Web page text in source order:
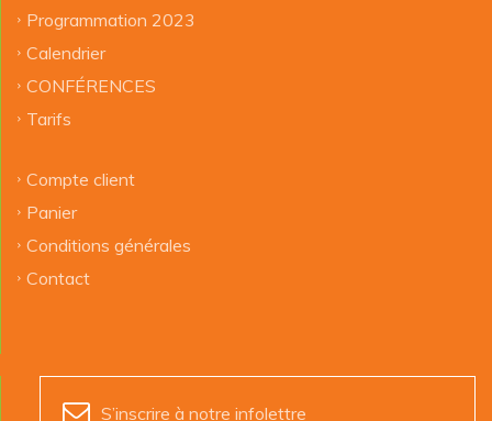
Programmation 2023
Calendrier
CONFÉRENCES
Tarifs
Compte client
Panier
Conditions générales
Contact
S’inscrire à notre infolettre